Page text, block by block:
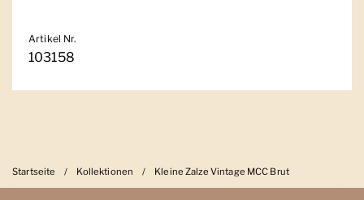
Artikel Nr.
103158
Startseite / Kollektionen / Kleine Zalze Vintage MCC Brut